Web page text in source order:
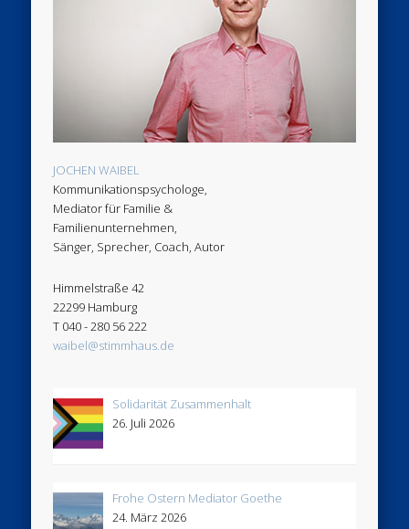
JOCHEN WAIBEL
Kommunikationspsychologe,
Mediator für Familie &
Familienunternehmen,
Sänger, Sprecher, Coach, Autor
Himmelstraße 42
22299 Hamburg
T 040 - 280 56 222
waibel@stimmhaus.de
Solidarität Zusammenhalt
26. Juli 2026
Frohe Ostern Mediator Goethe
24. März 2026